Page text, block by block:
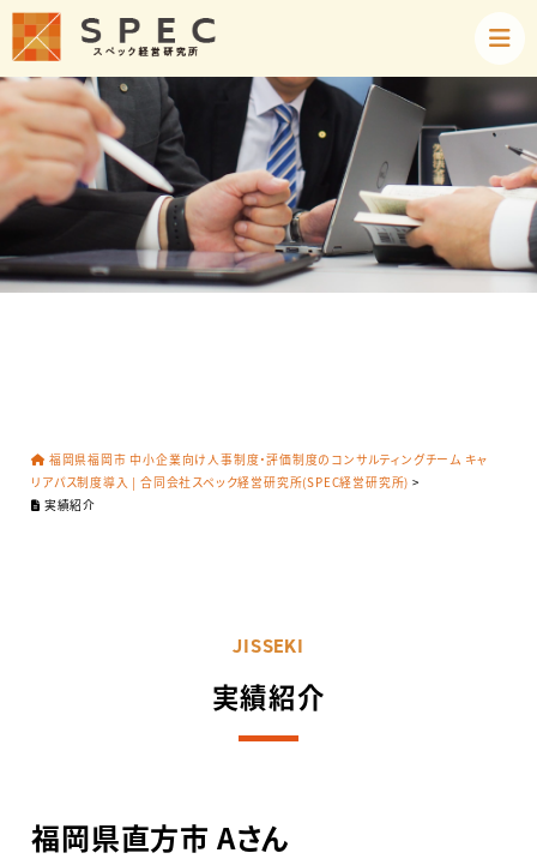
福岡県福岡市 中小企業向け人事制度・評価制度のコンサルティングチーム キャ
リアパス制度導入 | 合同会社スペック経営研究所(SPEC経営研究所) >
実績紹介
JISSEKI
実績紹介
福岡県直方市 Aさん